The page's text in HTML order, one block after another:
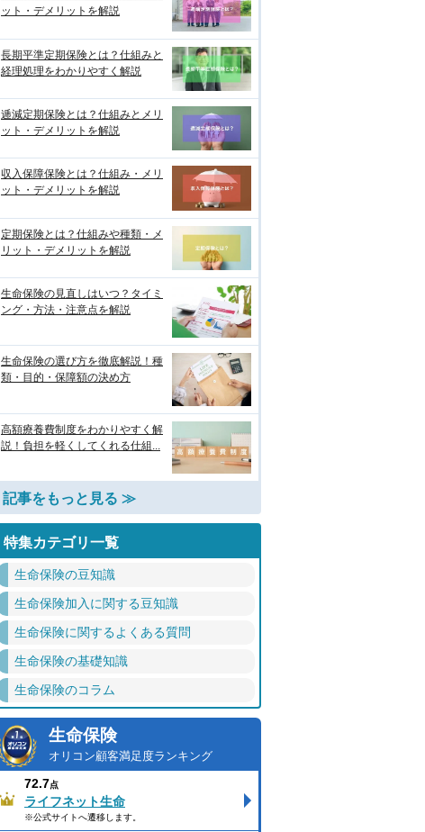
ット・デメリットを解説
長期平準定期保険とは？仕組みと
経理処理をわかりやすく解説
逓減定期保険とは？仕組みとメリ
ット・デメリットを解説
収入保障保険とは？仕組み・メリ
ット・デメリットを解説
定期保険とは？仕組みや種類・メ
リット・デメリットを解説
生命保険の見直しはいつ？タイミ
ング・方法・注意点を解説
生命保険の選び方を徹底解説！種
類・目的・保障額の決め方
高額療養費制度をわかりやすく解
説！負担を軽くしてくれる仕組...
記事をもっと見る ≫
特集カテゴリ一覧
生命保険の豆知識
生命保険加入に関する豆知識
生命保険に関するよくある質問
生命保険の基礎知識
生命保険のコラム
生命保険
オリコン顧客満足度ランキング
72.7点
ライフネット生命
※公式サイトへ遷移します。